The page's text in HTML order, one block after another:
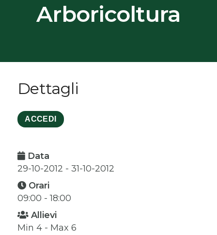
Arboricoltura
Dettagli
ACCEDI
Data
29-10-2012 - 31-10-2012
Orari
09:00 - 18:00
Allievi
Min 4 - Max 6